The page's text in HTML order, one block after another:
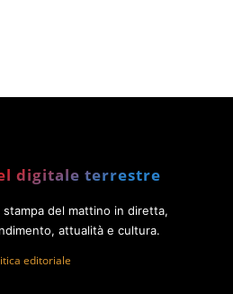
digitale terrestre
del mattino in diretta,
attualità e cultura.
editoriale